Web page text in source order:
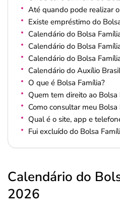
Até quando pode realizar
Existe empréstimo do
Calendário do Bolsa
Calendário do Bolsa
Calendário do Bolsa
Calendário do Auxílio
O que é Bolsa Família?
Quem tem direito ao Bolsa
Como consultar meu Bolsa
Qual é o site, app e
Fui excluído do Bolsa
Calendário do
2026